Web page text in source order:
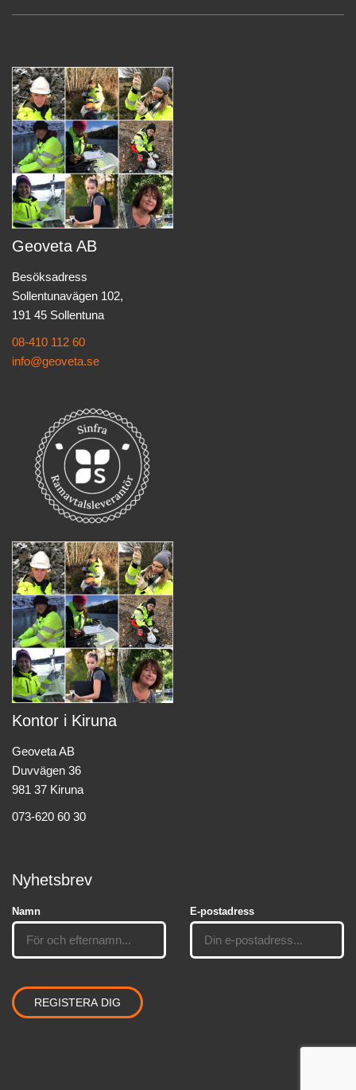
Geoveta AB
Besöksadress
Sollentunavägen 102,
191 45 Sollentuna
08-410 112 60
info@geoveta.se
Kontor i Kiruna
Geoveta AB
Duvvägen 36
981 37 Kiruna
073-620 60 30
Nyhetsbrev
Namn E-postadress